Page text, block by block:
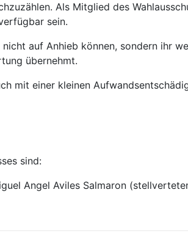
Als Mitglied des
sein.
auf Anhieb können, sondern ihr
übernehmt.
mit einer kleinen
sind:
Angel Aviles Salmaron